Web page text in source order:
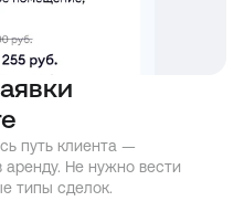
путь клиента —
аренду. Не нужно вести
типы сделок.